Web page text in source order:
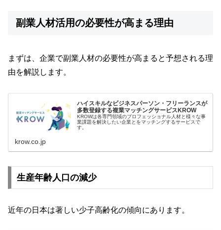
副業人材活用の必要性が高まる理由
まずは、企業で副業人材の必要性が高まると予想される理
由を解説します。
ハイスキルなビジネスパーソン・フリーランスが
多数登録する複業マッチングサービスKROW
KROWは各専門領域のプロフェッショナル人材と様々な事
業課題を解決したい企業とをマッチングするサービスで
す。
krow.co.jp
生産年齢人口の減少
近年の日本は著しい少子高齢化の傾向にあります。